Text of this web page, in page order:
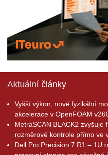
Aktuální články
Vyšší výkon, nové fyzikální
akcelerace v OpenFOAM
MetraSCAN BLACK2 zvyšuje
rozměrové kontrole přímo ve
Dell Pro Precision 7 R1 – 1U